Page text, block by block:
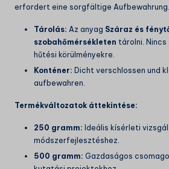
erfordert eine sorgfältige Aufbewahrung.
Tárolás: Az anyag Száraz és
szobahőmérsékleten tárolni.
hűtési körülményekre.
Konténer: Dicht verschlossen und
aufbewahren.
Termékváltozatok áttekintése:
250 gramm: Ideális kísérleti
módszerfejlesztéshez.
500 gramm: Gazdaságos